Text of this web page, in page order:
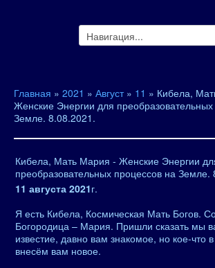
Главная » 2021 » Август » 11 » Кибела,
Женские Энергии для
Земле. 8.08.2021.
Кибела, Мать Мария - Женские Энергии
преобразовательных процессов на Земле.
11 августа 2021г.
Я есть Кибела, Космическая Мать Богов.
Богородица – Мария. Пришли сказать мы
известие, давно вам знакомое, но кое-что
внесём вам новое.